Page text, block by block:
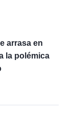
arrasa en
la polémica